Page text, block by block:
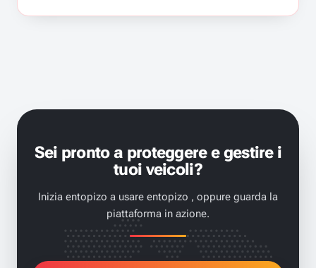
Sei pronto a proteggere e gestire i
tuoi veicoli?
Inizia entopizo a usare entopizo , oppure guarda la
piattaforma in azione.